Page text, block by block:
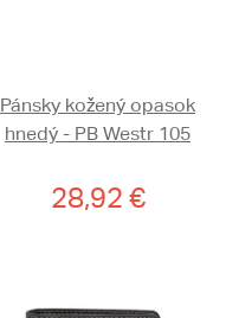
Pánsky kožený opasok
hnedý - PB Westr 105
28,92 €